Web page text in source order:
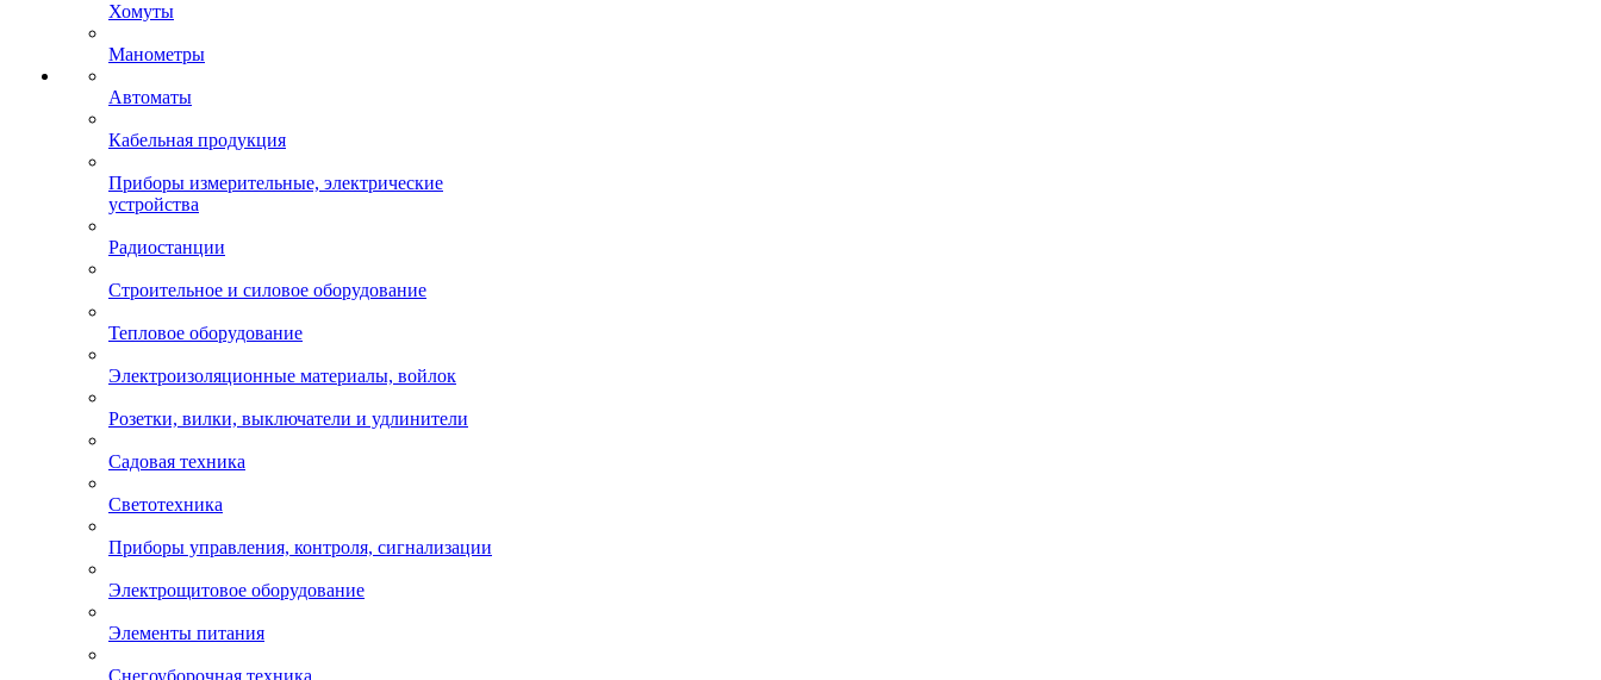
Хомуты
Манометры
Автоматы
Кабельная продукция
Приборы измерительные, электрические
устройства
Радиостанции
Строительное и силовое оборудование
Тепловое оборудование
Электроизоляционные материалы, войлок
Розетки, вилки, выключатели и удлинители
Садовая техника
Светотехника
Приборы управления, контроля, сигнализации
Электрощитовое оборудование
Элементы питания
Снегоуборочная техника